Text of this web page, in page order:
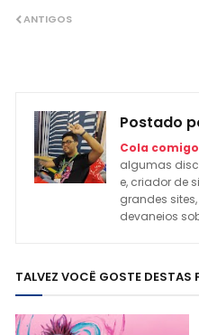
ANTIGOS
Postado
Cola
algumas
e, criador de
grandes
devaneios
TALVEZ VOCÊ GOSTE DESTAS